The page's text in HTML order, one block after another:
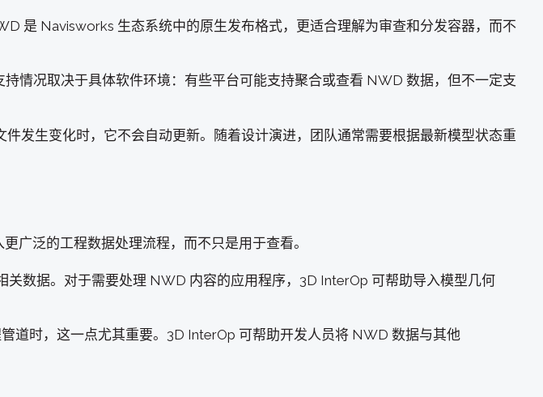
是 Navisworks 生态系统中的原生发布格式，更适合理解为审查和分发容器，而不
情况取决于具体软件环境：有些平台可能支持聚合或查看 NWD 数据，但不一定支
发生变化时，它不会自动更新。随着设计演进，团队通常需要根据最新模型状态重
广泛的工程数据处理流程，而不只是用于查看。
数据。对于需要处理 NWD 内容的应用程序，3D InterOp 可帮助导入模型几何
道时，这一点尤其重要。3D InterOp 可帮助开发人员将 NWD 数据与其他